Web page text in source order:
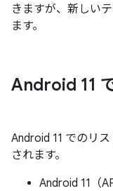
きますが、新しい
ます。
Android 11
Android 11 でのリ
されます。
Android 11（